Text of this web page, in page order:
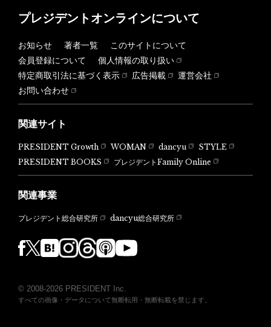
プレジデントオンラインについて
お知らせ 著者一覧
このサイトについて
会員登録について
個人情報の取り扱い
特定商取引法に基づく表示
広告掲載
運営会社
お問い合わせ
関連サイト
PRESIDENT Growth WOMAN dancyu
STYLE
PRESIDENT BOOKS
プレジデントFamily Online
関連事業
プレジデント総合研究所 dancyu総合研究所
© 2008-2026 PRESIDENT Inc.
すべての画像・データについて無断転用・無断転載を禁じます。